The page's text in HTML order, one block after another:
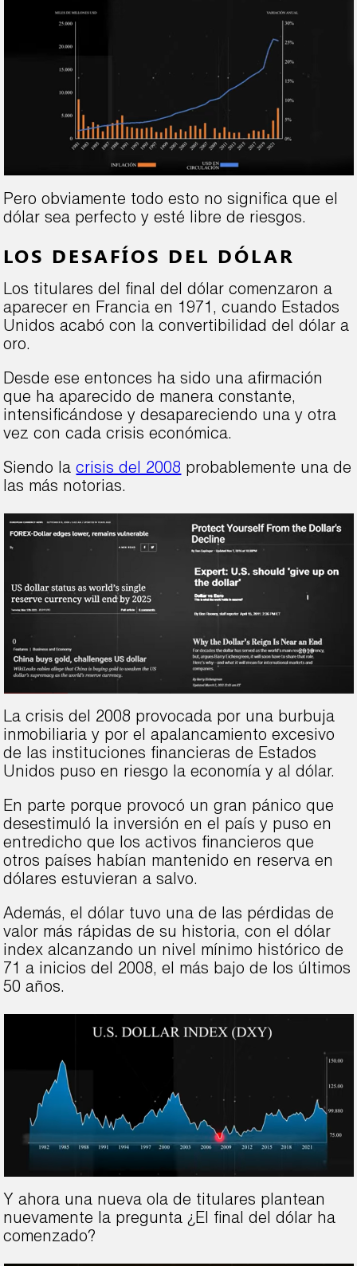
Pero obviamente todo esto no significa que el
dólar sea perfecto y esté libre de riesgos.
LOS DESAFÍOS DEL DÓLAR
Los titulares del final del dólar comenzaron a
aparecer en Francia en 1971, cuando Estados
Unidos acabó con la convertibilidad del dólar a
oro.
Desde ese entonces ha sido una afirmación
que ha aparecido de manera constante,
intensificándose y desapareciendo una y otra
vez con cada crisis económica.
Siendo lacrisis del 2008 probablemente una de
las más notorias.
La crisis del 2008 provocada por una burbuja
inmobiliaria y por el apalancamiento excesivo
de las instituciones financieras de Estados
Unidos puso en riesgo la economía y al dólar.
En parte porque provocó un gran pánico que
desestimuló la inversión en el país y puso en
entredicho que los activos financieros que
otros países habían mantenido en reserva en
dólares estuvieran a salvo.
Además, el dólar tuvo una de las pérdidas de
valor más rápidas de su historia, con el dólar
index alcanzando un nivel mínimo histórico de
71 a inicios del 2008, el más bajo de los últimos
50 años.
Y ahora una nueva ola de titulares plantean
nuevamente la pregunta ¿El final del dólar ha
comenzado?